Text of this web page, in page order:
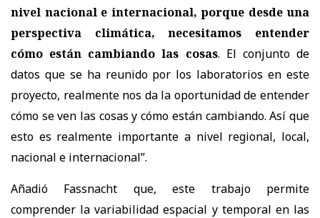
nivel nacional e internacional, porque desde una
perspectiva climática, necesitamos entender
cómo están cambiando las cosas. El conjunto de
datos que se ha reunido por los laboratorios en este
proyecto, realmente nos da la oportunidad de entender
cómo se ven las cosas y cómo están cambiando. Así que
esto es realmente importante a nivel regional, local,
nacional e internacional”.
Añadió Fassnacht que, este trabajo permite
comprender la variabilidad espacial y temporal en las